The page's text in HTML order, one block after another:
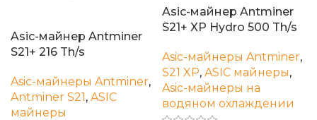
Asic-майнер Antminer
S21+ 216 Th/s
Asic-майнеры Antminer,
Antminer S21, ASIC
майнеры
Asic-майнер Antminer
S21+ XP Hydro 500 Th/s
Asic-майнеры Antminer,
S21 XP, ASIC майнеры,
Asic-майнеры на
водяном охлаждении